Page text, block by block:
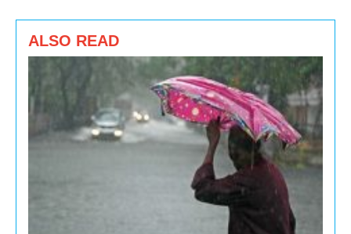
ALSO READ